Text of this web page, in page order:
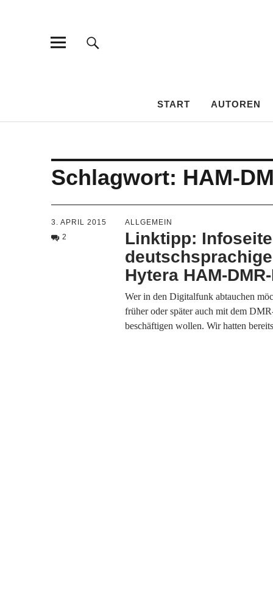
START AUTOREN
Schlagwort: HAM-
3. APRIL 2015
2
ALLGEMEIN
Linktipp:
Hytera HAM-
Wer in den Digitalfunk abtauchen
früher oder später auch mit dem
beschäftigen wollen. Wir hatten